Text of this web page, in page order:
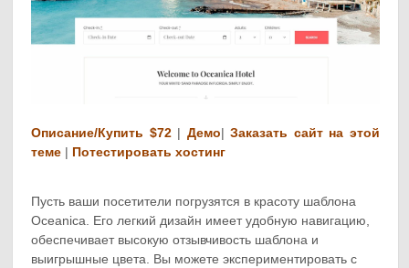
Описание/Купить $72| Демо|Заказать сайт на этой
теме | Потестировать хостинг
Пусть ваши посетители погрузятся в красоту шаблона
Oceanica. Его легкий дизайн имеет удобную навигацию,
обеспечивает высокую отзывчивость шаблона и
выигрышные цвета. Вы можете экспериментировать с